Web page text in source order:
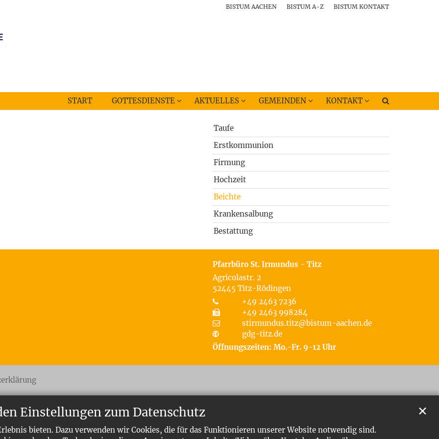
Einstellungen zum Datenschutz
bieten. Dazu verwenden wir Cookies, die für das Funktionieren unserer Website notwendig sind.
✕
BISTUM AACHEN BISTUM A-Z BISTUM KONTAKT
START GOTTESDIENSTE AKTUELLES GEMEINDEN KONTAKT
Taufe
Erstkommunion
Firmung
Hochzeit
Beichte
Krankensalbung
Bestattung
Pfarrbüro St. Irmundus - Titz
Agricolastr. 2
52445 Titz-Rödingen
+49 2463 7236
+49 2463 998284
stirmundus.titz@bistum-aachen.de
gdg-titz.de
Öffnungszeiten: Mo.-Fr. 9-12 Uhr